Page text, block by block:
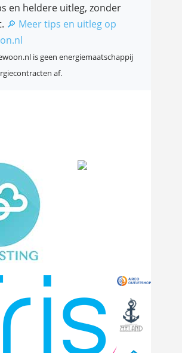
en heldere uitleg, zonder
🔎 Meer tips en uitleg op
is geen energiemaatschappij
af.